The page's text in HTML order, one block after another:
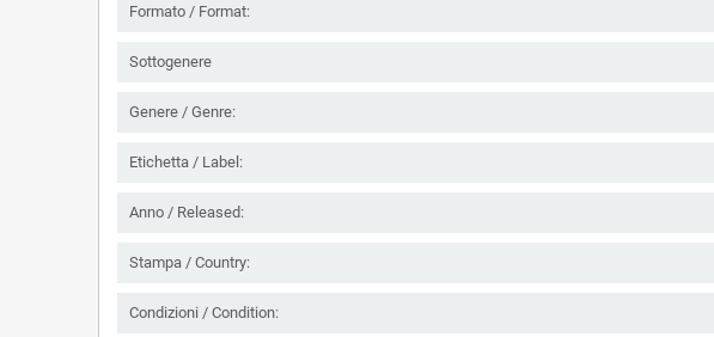
Formato / Format:
Sottogenere
Genere / Genre:
Etichetta / Label:
Anno / Released:
Stampa / Country:
Condizioni / Condition: